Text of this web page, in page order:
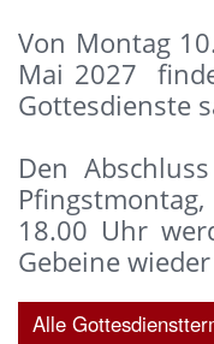
Von Montag
Mai 2027
Gottesdienste
Den
18.00 Uhr
Gebeine
Alle